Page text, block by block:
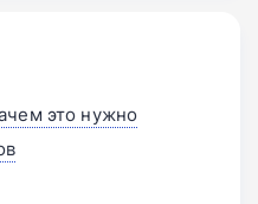
это нужно